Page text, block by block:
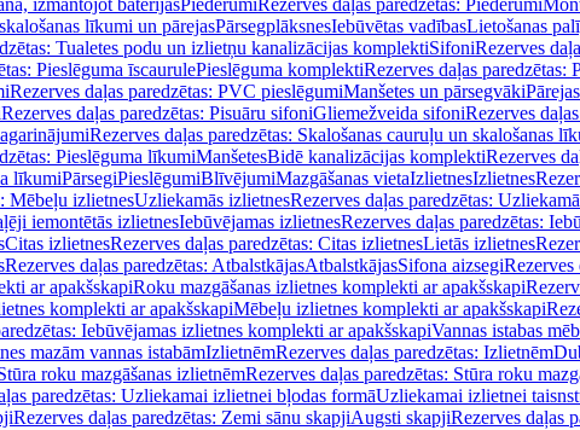
izmantojot baterijasPiederumiRezerves daļas paredzētas: Piederumi
līkumi un pārejasPārsegplāksnesIebūvētas vadībasLietošanas
Tualetes podu un izlietņu kanalizācijas komplektiSifoniRezerves
Pieslēguma īscaurulePieslēguma komplektiRezerves daļas paredzētas:
Rezerves daļas paredzētas: PVC pieslēgumiManšetes un pārsegvāki
Rezerves daļas paredzētas: Pisuāru sifoniGliemežveida sifoniRezerves
Rezerves daļas paredzētas: Skalošanas cauruļu un skalošanas
Pieslēguma līkumiManšetesBidē kanalizācijas komplektiRezerves
līkumiPārsegiPieslēgumiBlīvējumiMazgāšanas vietaIzlietnesIzlietnes
Mēbeļu izlietnesUzliekamās izlietnesRezerves daļas paredzētas:
iemontētās izlietnesIebūvējamas izlietnesRezerves daļas paredzētas:
Citas izlietnesRezerves daļas paredzētas: Citas izlietnesLietās izlietnes
Rezerves daļas paredzētas: AtbalstkājasAtbalstkājasSifona aizsegiRezerves
ar apakšskapiRoku mazgāšanas izlietnes komplekti ar apakšskapi
komplekti ar apakšskapiMēbeļu izlietnes komplekti ar apakšskapi
Iebūvējamas izlietnes komplekti ar apakšskapiVannas istabas
mazām vannas istabāmIzlietnēmRezerves daļas paredzētas: Izlietnēm
roku mazgāšanas izlietnēmRezerves daļas paredzētas: Stūra roku
paredzētas: Uzliekamai izlietnei bļodas formāUzliekamai izlietnei
Rezerves daļas paredzētas: Zemi sānu skapjiAugsti skapjiRezerves daļas